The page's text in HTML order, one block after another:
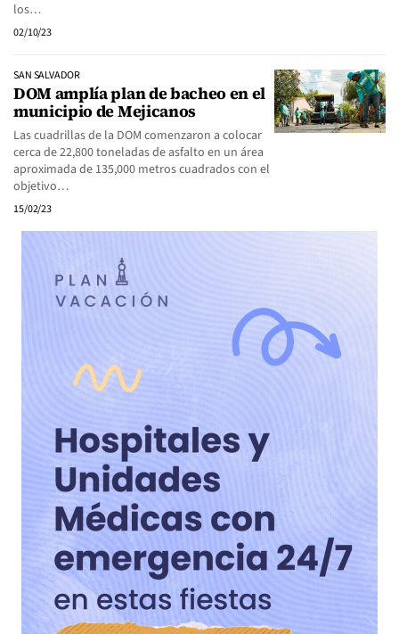
los…
02/10/23
SAN SALVADOR
DOM amplía plan de bacheo en el
municipio de Mejicanos
Las cuadrillas de la DOM comenzaron a colocar
cerca de 22,800 toneladas de asfalto en un área
aproximada de 135,000 metros cuadrados con el
objetivo…
15/02/23